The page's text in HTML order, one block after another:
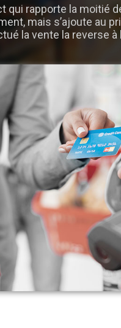
qui rapporte la moitié
mais s’ajoute au
la vente la reverse à